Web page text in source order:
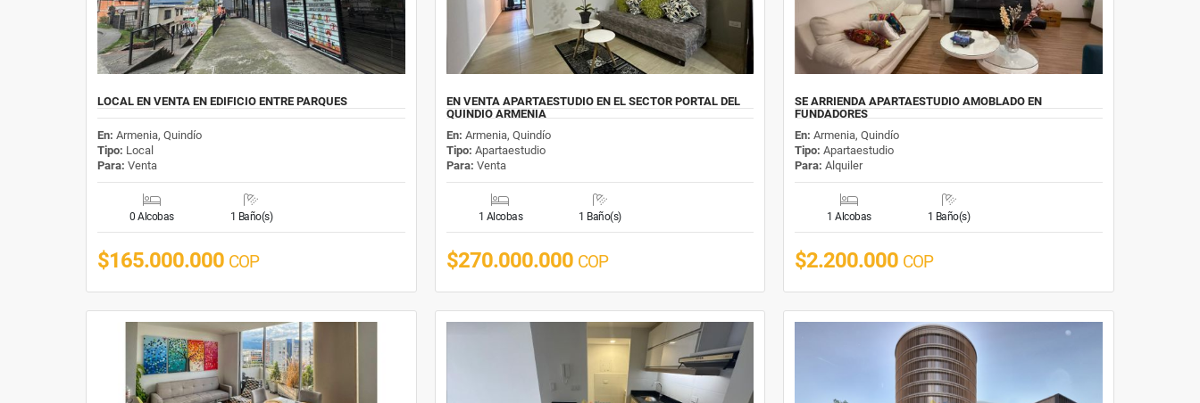
LOCAL EN VENTA EN EDIFICIO ENTRE PARQUES
En: Armenia, Quindío
Tipo: Local
Para: Venta
0 Alcobas 1 Baño(s)
$165.000.000 COP
EN VENTA APARTAESTUDIO EN EL SECTOR PORTAL DEL
QUINDIO ARMENIA
En: Armenia, Quindío
Tipo: Apartaestudio
Para: Venta
1 Alcobas 1 Baño(s)
$270.000.000 COP
SE ARRIENDA APARTAESTUDIO AMOBLADO EN
FUNDADORES
En:Armenia, Quindío
Tipo: Apartaestudio
Para: Alquiler
1 Alcobas 1 Baño(s)
$2.200.000 COP